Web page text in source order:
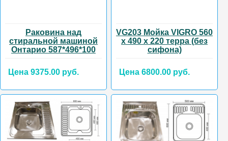
Раковина над
стиральной машиной
Онтарио 587*496*100
Цена 9375.00 руб.
VG203 Мойка VIGRO 560
х 490 х 220 терра (без
сифона)
Цена 6800.00 руб.